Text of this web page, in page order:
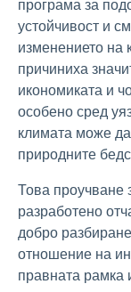
програма за
устойчивост и
изменението на
причиниха
икономиката и
особено сред
климата може
природните
Това проучване
разработено
добро
отношение на
правната рамка